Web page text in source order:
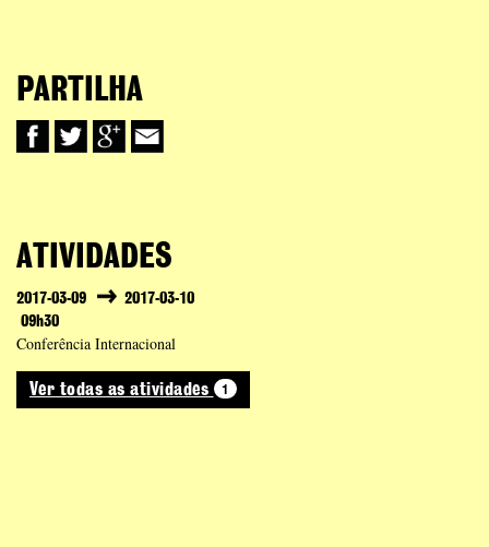
PARTILHA
ATIVIDADES
2017-03-09
2017-03-10
09h30
Conferência Internacional
Ver todas as atividades 1